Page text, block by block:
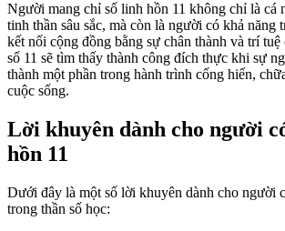
Người mang chỉ số linh hồn 11 không chỉ là cá
tinh thần sâu sắc, mà còn là người có khả năng
kết nối cộng đồng bằng sự chân thành và trí
số 11 sẽ tìm thấy thành công đích thực khi sự
thành một phần trong hành trình cống hiến,
cuộc sống.
Lời khuyên dành cho người
hồn 11
Dưới đây là một số lời khuyên dành cho người
trong thần số học: